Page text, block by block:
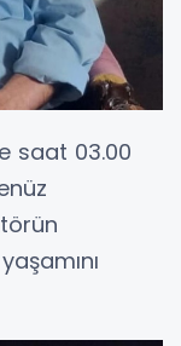
saat 03.00